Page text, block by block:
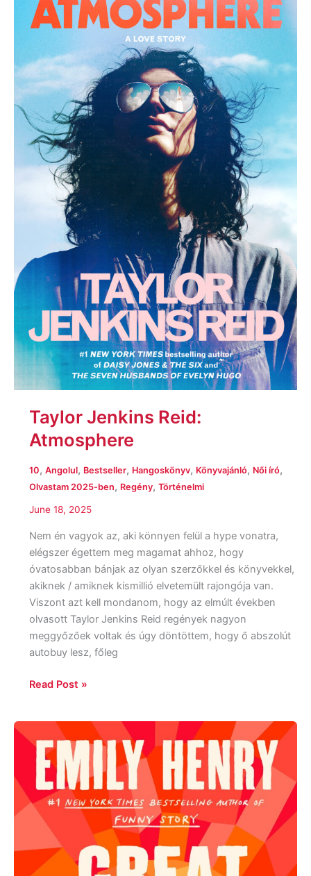
Taylor Jenkins Reid:
Atmosphere
10, Angolul, Bestseller, Hangoskönyv, Könyvajánló, Női író,
Olvastam 2025-ben, Regény, Történelmi
June 18, 2025
Nem én vagyok az, aki könnyen felül a hype vonatra,
elégszer égettem meg magamat ahhoz, hogy
óvatosabban bánjak az olyan szerzőkkel és könyvekkel,
akiknek / amiknek kismillió elvetemült rajongója van.
Viszont azt kell mondanom, hogy az elmúlt években
olvasott Taylor Jenkins Reid regények nagyon
meggyőzőek voltak és úgy döntöttem, hogy ő abszolút
autobuy lesz, főleg
Atmosphere
Read Post »
Henry:
Great
Big
Beautiful
Life